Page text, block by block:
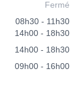
Fermé
08h30 - 11h30
14h00 - 18h30
14h00 - 18h30
09h00 - 16h00